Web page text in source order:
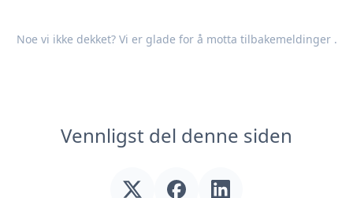
Noe vi ikke dekket? Vi er glade for å motta tilbakemeldinger.
Vennligst del denne siden